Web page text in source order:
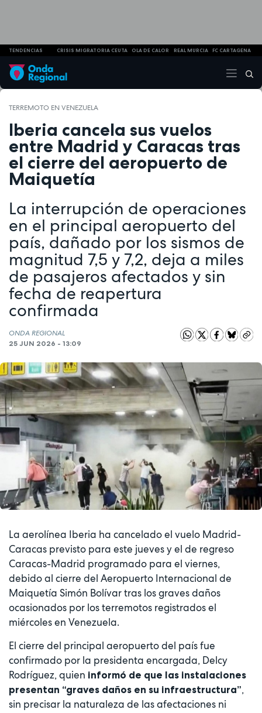
TENDENCIAS CRISIS MIGRATORIA CEUTA OLA DE CALOR REAL MURCIA FC CARTAGENA
TERREMOTO EN VENEZUELA
Iberia cancela sus vuelos
entre Madrid y Caracas tras
el cierre del aeropuerto de
Maiquetía
La interrupción de operaciones
en el principal aeropuerto del
país, dañado por los sismos de
magnitud 7,5 y 7,2, deja a miles
de pasajeros afectados y sin
fecha de reapertura
confirmada
ONDA REGIONAL
25 JUN 2026 - 13:09
La aerolínea Iberia ha cancelado el vuelo Madrid-
Caracas previsto para este jueves y el de regreso
Caracas-Madrid programado para el viernes,
debido al cierre del Aeropuerto Internacional de
Maiquetía Simón Bolívar tras los graves daños
ocasionados por los terremotos registrados el
miércoles en Venezuela.
El cierre del principal aeropuerto del país fue
confirmado por la presidenta encargada, Delcy
Rodríguez, quien informó de que las instalaciones
presentan “graves daños en su infraestructura”,
sin precisar la naturaleza de las afectaciones ni